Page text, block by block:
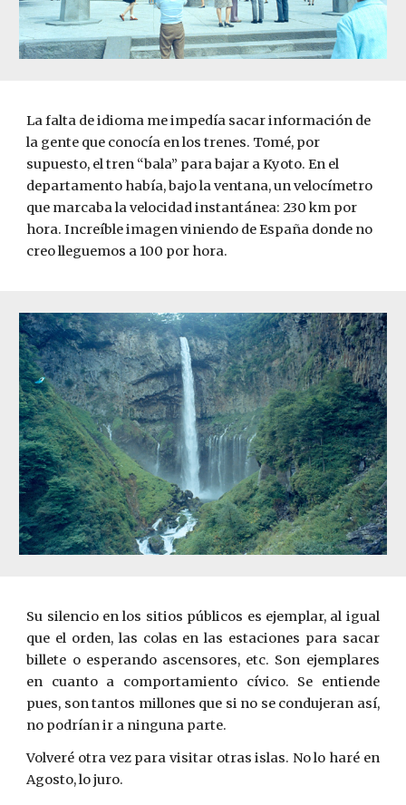
La falta de idioma me impedía sacar información de
la gente que conocía en los trenes. Tomé, por
supuesto, el tren “bala” para bajar a Kyoto. En el
departamento había, bajo la ventana, un velocímetro
que marcaba la velocidad instantánea: 230 km por
hora. Increíble imagen viniendo de España donde no
creo lleguemos a 100 por hora.
Su silencio en los sitios públicos es ejemplar, al igual
que el orden, las colas en las estaciones para sacar
billete o esperando ascensores, etc. Son ejemplares
en cuanto a comportamiento cívico. Se entiende
pues, son tantos millones que si no se condujeran así,
no podrían ir a ninguna parte.
Volveré otra vez para visitar otras islas. No lo haré en
Agosto, lo juro.